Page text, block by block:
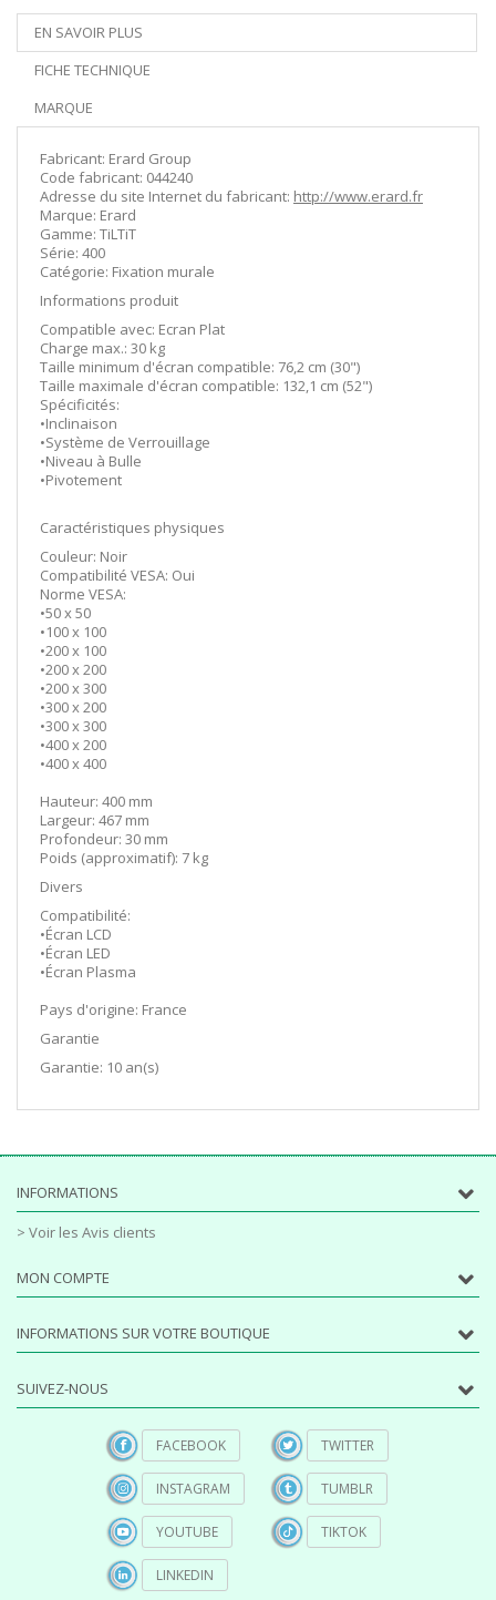
EN SAVOIR PLUS
FICHE TECHNIQUE
MARQUE
Fabricant: Erard Group
Code fabricant: 044240
Adresse du site Internet du fabricant: http://www.erard.fr
Marque: Erard
Gamme: TiLTiT
Série: 400
Catégorie: Fixation murale
Informations produit
Compatible avec: Ecran Plat
Charge max.: 30 kg
Taille minimum d'écran compatible: 76,2 cm (30")
Taille maximale d'écran compatible: 132,1 cm (52")
Spécificités:
•Inclinaison
•Système de Verrouillage
•Niveau à Bulle
•Pivotement
Caractéristiques physiques
Couleur: Noir
Compatibilité VESA: Oui
Norme VESA:
•50 x 50
•100 x 100
•200 x 100
•200 x 200
•200 x 300
•300 x 200
•300 x 300
•400 x 200
•400 x 400
Hauteur: 400 mm
Largeur: 467 mm
Profondeur: 30 mm
Poids (approximatif): 7 kg
Divers
Compatibilité:
•Écran LCD
•Écran LED
•Écran Plasma
Pays d'origine: France
Garantie
Garantie: 10 an(s)
INFORMATIONS
> Voir les Avis clients
MON COMPTE
INFORMATIONS SUR VOTRE BOUTIQUE
SUIVEZ-NOUS
FACEBOOK
INSTAGRAM
YOUTUBE
LINKEDIN
TWITTER
TUMBLR
TIKTOK